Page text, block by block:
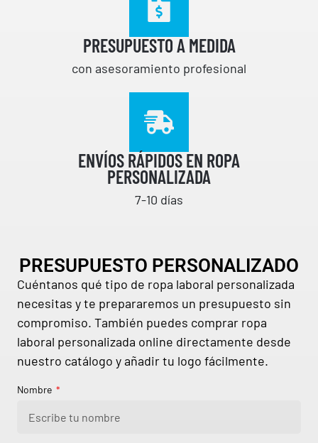
PRESUPUESTO A MEDIDA
con asesoramiento profesional
ENVÍOS RÁPIDOS EN ROPA
PERSONALIZADA
7-10 días
PRESUPUESTO PERSONALIZADO
Cuéntanos qué tipo de ropa laboral personalizada
necesitas y te prepararemos un presupuesto sin
compromiso. También puedes comprar ropa
laboral personalizada online directamente desde
nuestro catálogo y añadir tu logo fácilmente.
Nombre